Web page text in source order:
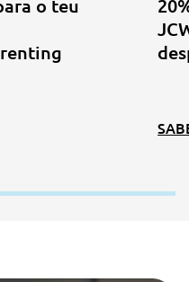
o teu
renting